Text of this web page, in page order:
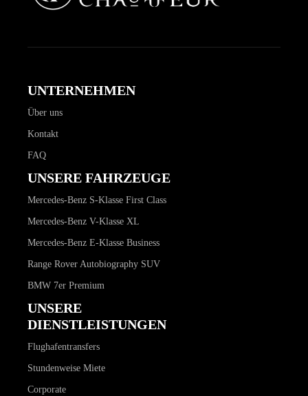
UNTERNEHMEN
Über uns
Kontakt
FAQ
UNSERE FAHRZEUGE
Mercedes-Benz S-Klasse First Class
Mercedes-Benz V-Klasse XL
Mercedes-Benz E-Klasse Business
Range Rover Autobiography SUV
BMW 7er Premium
UNSERE
DIENSTLEISTUNGEN
Flughafentransfers
Stundenweise Miete
Corporate